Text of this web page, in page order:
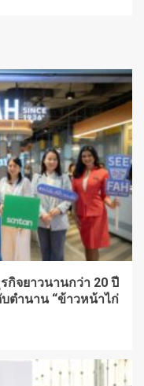
กิจยาวนานกว่า 20 ปี
ตำนาน “ข้าวหน้าไก่